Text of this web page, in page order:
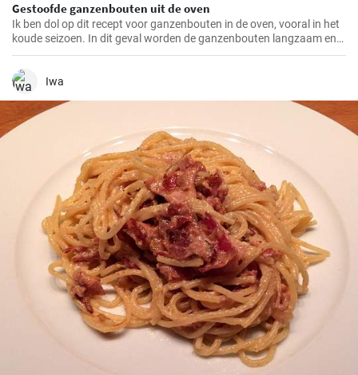
Gestoofde ganzenbouten uit de oven
Ik ben dol op dit recept voor ganzenbouten in de oven, vooral in het
koude seizoen. In dit geval worden de ganzenbouten langzaam en
zachtjes geroosterd in de oven, waardoor ze bijzonder mals en
sappig worden. Een echte traktatie voor het gehemelte en altijd een
hoogtepunt op mijn menu.
Iwa